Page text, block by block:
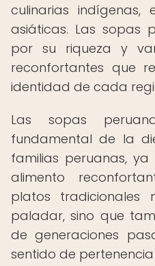
culinarias indígenas,
asiáticas. Las sopas
por su riqueza y
reconfortantes que
identidad de cada
Las sopas
fundamental de la
familias peruanas,
alimento
platos tradicionales
paladar, sino que
de generaciones
sentido de